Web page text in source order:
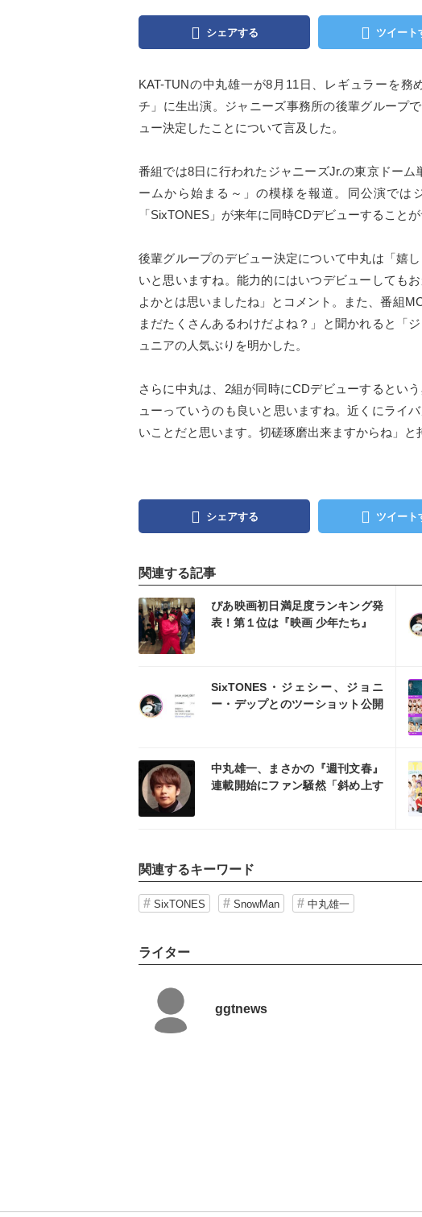
シェアする ツイート
KAT-TUNの中丸雄一が8月11日、レギュラーを
チ」に生出演。ジャニーズ事務所の後輩グループ
ュー決定したことについて言及した。
番組では8日に行われたジャニーズJr.の東京ドー
ームから始まる～」の模様を報道。同公演では
「SixTONES」が来年に同時CDデビューすること
後輩グループのデビュー決定について中丸は「嬉
いと思いますね。能力的にはいつデビューしても
よかとは思いましたね」とコメント。また、番組
まだたくさんあるわけだよね？」と聞かれると「
ュニアの人気ぶりを明かした。
さらに中丸は、2組が同時にCDデビューするとい
ューっていうのも良いと思いますね。近くにライ
いことだと思います。切磋琢磨出来ますからね」と
シェアする ツイート
関連する記事
ぴあ映画初日満足度ランキング発
表！第１位は『映画 少年たち』
SixTONES・ジェシー、ジョニ
ー・デップとのツーショット公開
中丸雄一、まさかの『週刊文春』
連載開始にファン騒然「斜め上す
関連するキーワード
SixTONES SnowMan 中丸雄一
ライター
ggtnews